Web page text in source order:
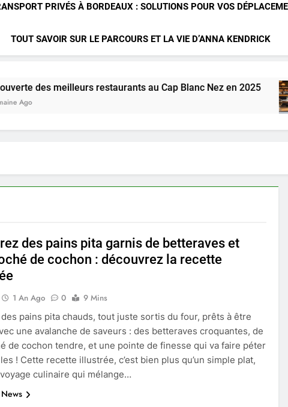
PRIVÉS À BORDEAUX : SOLUTIONS POUR VOS
TOUT SAVOIR SUR LE PARCOURS ET LA VIE D’ANNA KENDRICK
meilleurs restaurants au Cap Blanc Nez en 2025
des pains pita garnis de betteraves et
de cochon : découvrez la recette
1 An Ago 0
9 Mins
pains pita chauds, tout juste sortis du four, prêts à être
une avalanche de saveurs : des betteraves croquantes, de
de cochon tendre, et une pointe de finesse qui va faire péter
! Cette recette illustrée, c’est bien plus qu’un simple plat,
voyage culinaire qui mélange…